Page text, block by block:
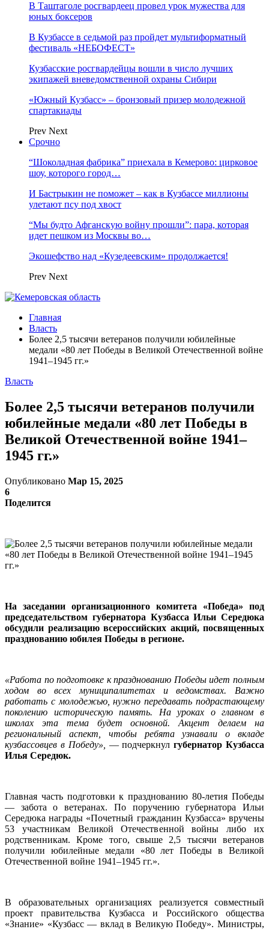
В Таштаголе росгвардеец провел урок мужества для
юных боксеров
В Кузбассе в седьмой раз пройдет мультиформатный
фестиваль «НЕБОФЕСТ»
Кузбасские росгвардейцы вошли в число лучших
экипажей вневедомственной охраны Сибири
«Южный Кузбасс» – бронзовый призер молодежной
спартакиады
Prev Next
Срочно
“Шоколадная фабрика” приехала в Кемерово: цирковое
шоу, которого город…
И Бастрыкин не поможет – как в Кузбассе миллионы
улетают псу под хвост
“Мы будто Афганскую войну прошли”: пара, которая
идет пешком из Москвы во…
Экошефство над «Кузедеевским» продолжается!
Prev Next
Главная
Власть
Более 2,5 тысячи ветеранов получили юбилейные
медали «80 лет Победы в Великой Отечественной войне
1941–1945 гг.»
Власть
Более 2,5 тысячи ветеранов получили
юбилейные медали «80 лет Победы в
Великой Отечественной войне 1941–
1945 гг.»
Опубликовано Мар 15, 2025
6
Поделится
На заседании организационного комитета «Победа» под
председательством губернатора Кузбасса Ильи Середюка
обсудили реализацию всероссийских акций, посвященных
празднованию юбилея Победы в регионе.
«Работа по подготовке к празднованию Победы идет полным
ходом во всех муниципалитетах и ведомствах. Важно
работать с молодежью, нужно передавать подрастающему
поколению историческую память. На уроках о главном в
школах эта тема будет основной. Акцент делаем на
региональный аспект, чтобы ребята узнавали о вкладе
кузбассовцев в Победу»,
— подчеркнулгубернатор Кузбасса
Илья Середюк.
Главная часть подготовки к празднованию 80-летия Победы
— забота о ветеранах. По поручению губернатора Ильи
Середюка награды «Почетный гражданин Кузбасса» вручены
53 участникам Великой Отечественной войны либо их
родственникам. Кроме того, свыше 2,5 тысячи ветеранов
получили юбилейные медали «80 лет Победы в Великой
Отечественной войне 1941–1945 гг.».
В образовательных организациях реализуется совместный
проект правительства Кузбасса и Российского общества
«Знание» «Кузбасс — вклад в Великую Победу». Министры,